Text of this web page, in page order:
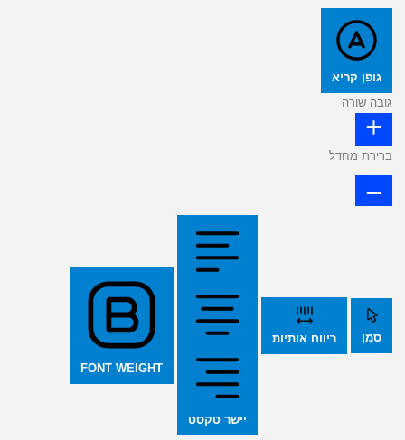
גופן קריא
גובה שורה
ברירת מחדל
סמן ריווח אותיות
יישר טקסט
FONT WEIGHT